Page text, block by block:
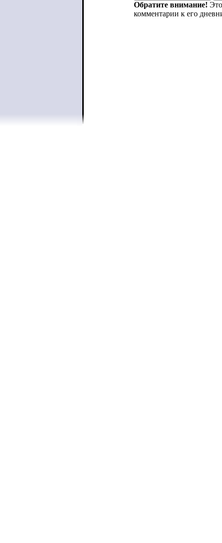
Обратите внимание!
комментарии к его